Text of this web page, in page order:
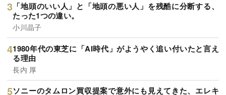
「地頭のいい人」と「地頭の悪い人」を残酷に分断する、
たった1つの違い。
小川晶子
1980年代の東芝に「AI時代」がようやく追い付いたと言え
る理由
長内 厚
ソニーのタムロン買収提案で意外にも見えてきた、エレキ